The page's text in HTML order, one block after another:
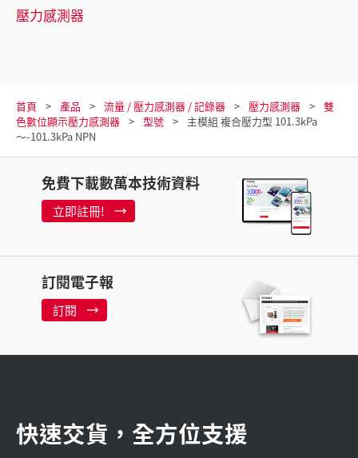
壓力感測器
首頁 產品 流量 / 壓力感測器 / 記錄器 壓力感測器
雙
色數位顯示壓力感測器
型號
主模組 複合壓力型 101.3kPa
～-101.3kPa NPN
免費下載數萬本技術資料
立即註冊!
訂閱電子報
訂閱
快速交貨，全方位支援